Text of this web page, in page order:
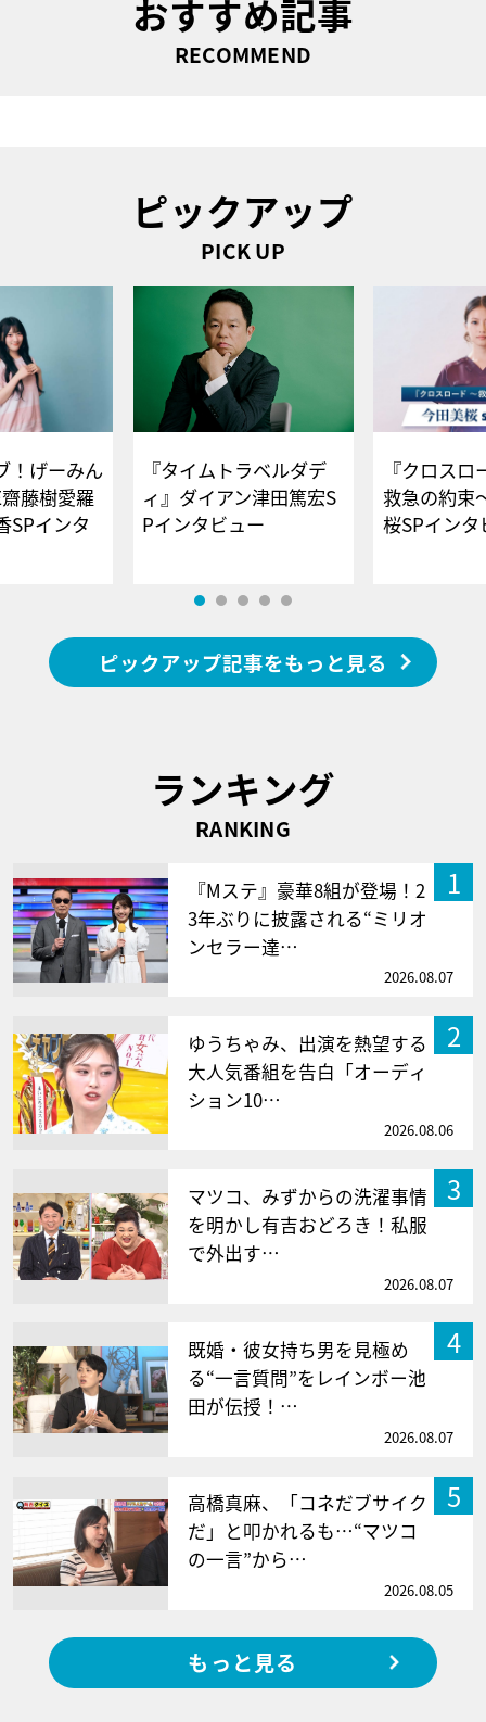
おすすめ記事
RECOMMEND
ピックアップ
PICK UP
！げーみん
藤樹愛羅
SPインタ
『タイムトラベルダデ
ィ』ダイアン津田篤宏S
Pインタビュー
『クロス
救急の約束
桜SPイ
ピックアップ記事をもっと見る
ランキング
RANKING
1
『Mステ』豪華8組が登場！2
3年ぶりに披露される“ミリオ
ンセラー達…
2026.08.07
2
ゆうちゃみ、出演を熱望する
大人気番組を告白「オーディ
ション10…
2026.08.06
3
マツコ、みずからの洗濯事情
を明かし有吉おどろき！私服
で外出す…
2026.08.07
4
既婚・彼女持ち男を見極め
る“一言質問”をレインボー池
田が伝授！…
2026.08.07
5
高橋真麻、「コネだブサイク
だ」と叩かれるも…“マツコ
の一言”から…
2026.08.05
もっと見る